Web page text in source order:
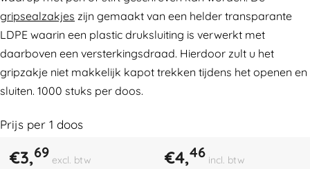
gripsealzakjes zijn gemaakt van een helder transparante
LDPE waarin een plastic druksluiting is verwerkt met
daarboven een versterkingsdraad. Hierdoor zult u het
gripzakje niet makkelijk kapot trekken tijdens het openen en
sluiten. 1000 stuks per doos.
Prijs per 1 doos
€3,69 excl. btw €4,46 incl. btw